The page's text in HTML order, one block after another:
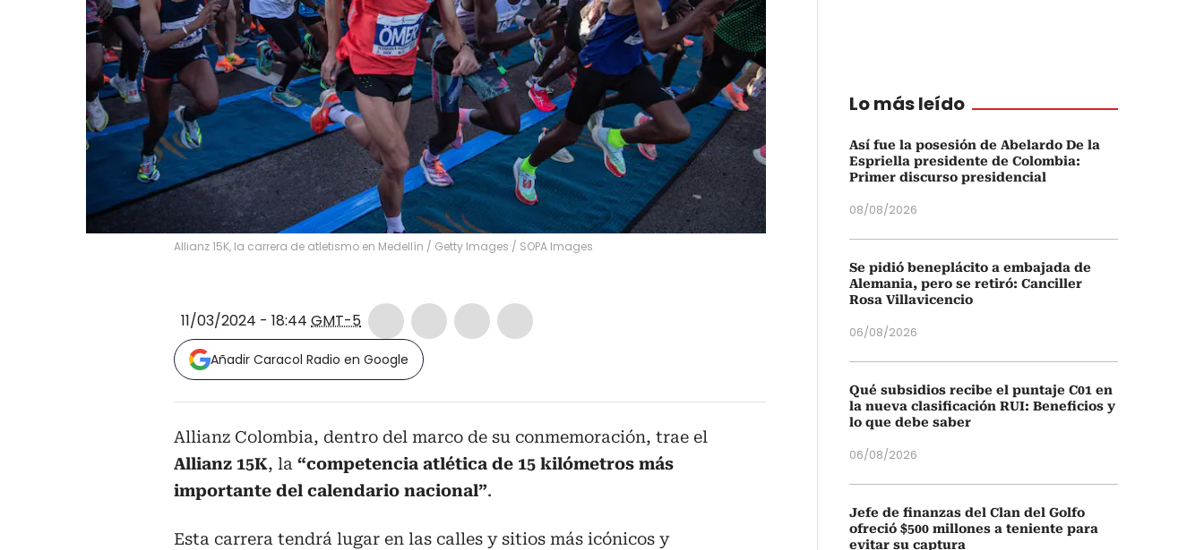
Allianz 15K, la carrera de atletismo en Medellín / Getty Images / SOPA Images
11/03/2024 - 18:44 GMT-5
Añadir Caracol Radio en Google
Allianz Colombia, dentro del marco de su conmemoración, trae el
Allianz 15K, la “competencia atlética de 15 kilómetros más
importante del calendario nacional”.
Esta carrera tendrá lugar en las calles y sitios más icónicos y
Lo más leído
Así fue la posesión de Abelardo De la
Espriella presidente de Colombia:
Primer discurso presidencial
08/08/2026
Se pidió beneplácito a embajada de
Alemania, pero se retiró: Canciller
Rosa Villavicencio
06/08/2026
Qué subsidios recibe el puntaje C01 en
la nueva clasificación RUI: Beneficios y
lo que debe saber
06/08/2026
Jefe de finanzas del Clan del Golfo
ofreció $500 millones a teniente para
evitar su captura